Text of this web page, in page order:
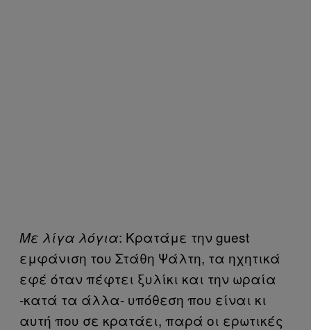
Με λίγα λόγια: Κρατάμε την guest
εμφάνιση του Στάθη Ψάλτη, τα ηχητικά
εφέ όταν πέφτει ξυλίκι και την ωραία
-κατά τα άλλα- υπόθεση που είναι κι
αυτή που σε κρατάει, παρά οι ερωτικές